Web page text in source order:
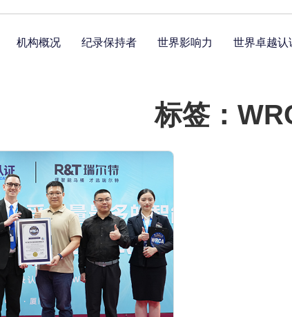
机构概况 纪录保持者 世界影响力 世界卓越认
标签：